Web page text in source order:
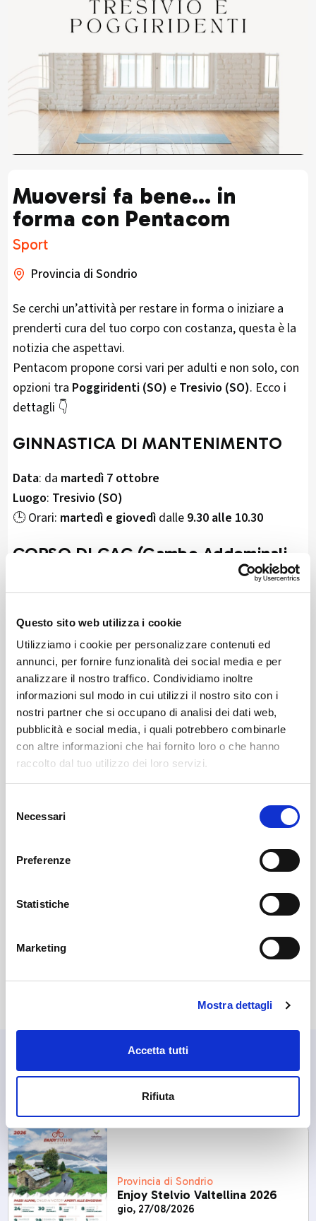
Questo sito web utilizza i cookie
Utilizziamo i cookie per personalizzare contenuti ed
annunci, per fornire funzionalità dei social media e per
analizzare il nostro traffico. Condividiamo inoltre
informazioni sul modo in cui utilizzi il nostro sito con i
nostri partner che si occupano di analisi dei dati web,
pubblicità e social media, i quali potrebbero combinarle
con altre informazioni che hai fornito loro o che hanno
raccolto dal tuo utilizzo dei loro servizi.
delNecessari
Preferenze
Statistiche
Marketing
Mostra dettagli
Accetta tutti
Rifiuta
Muoversi fa bene… in
forma con Pentacom
Sport
Provincia di Sondrio
Se cerchi un’attività per restare in forma o iniziare a
prenderti cura del tuo corpo con costanza, questa è la
notizia che aspettavi.
Pentacom propone corsi vari per adulti e non solo, con
opzioni tra Poggiridenti (SO) e Tresivio (SO). Ecco i
dettagli 👇
GINNASTICA DI MANTENIMENTO
Data: da martedì 7 ottobre
Luogo: Tresivio (SO)
🕒 Orari: martedì e giovedìdalle 9.30 alle 10.30
CORSO DI GAG (Gambe Addominali
Luogo:Palestra di Poggiridenti (SO)
🕒 Orari:lunedì e mercoledì, dalle20.00 alle 21.00
PILATES
Data: dalunedì 6 ottobre
🕒 Orari:lunedì e giovedì , dalle20.30 alle 21.30
TAIJI QUAN
almeno 10 iscritti
📞
Eugenio Formolli
Altri eventi in programma in
Provincia di Sondrio
Enjoy Stelvio Valtellina 2026
gio, 27/08/2026